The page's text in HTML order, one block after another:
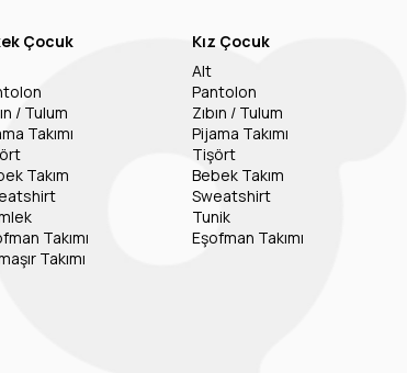
Çocuk
/ Tulum
Takımı
Takım
Takımı
Takımı
Kız Çocuk
Alt
Pantolon
Zıbın / Tulum
Pijama Takımı
Tişört
Bebek Takım
Sweatshirt
Tunik
Eşofman Takımı